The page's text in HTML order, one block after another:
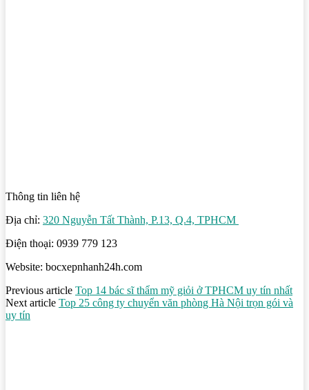
Thông tin liên hệ
Địa chỉ: 320 Nguyễn Tất Thành, P.13, Q.4, TPHCM
Điện thoại: 0939 779 123
Website: bocxepnhanh24h.com
Previous article Top 14 bác sĩ thẩm mỹ giỏi ở TPHCM uy tín nhất
Next article Top 25 công ty chuyển văn phòng Hà Nội trọn gói và
uy tín